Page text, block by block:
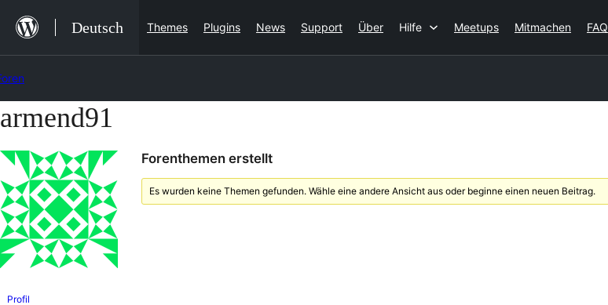
Inhalt
springen
Deutsch Themes Plugins News Support Über Hilfe Meetups Mitmachen FAQ
Zum
springen
armend91
Profil
Forenthemen erstellt
Es wurden keine Themen gefunden. Wähle eine andere Ansicht aus oder beginne einen neuen Beitrag.